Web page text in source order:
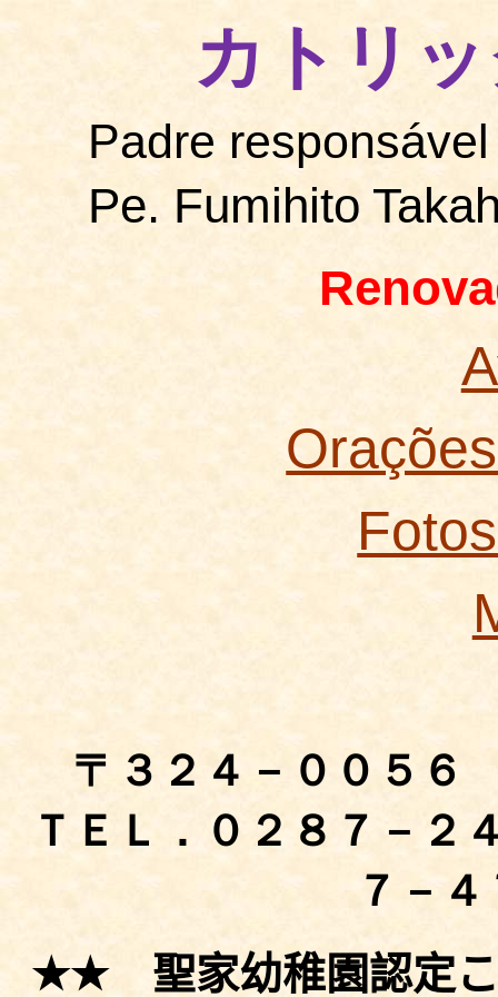
カトリ
Padre
Pe. Fumihito
〒３２４－００５６
ＴＥＬ．０２８７－２
７－
★★聖家幼稚園認定